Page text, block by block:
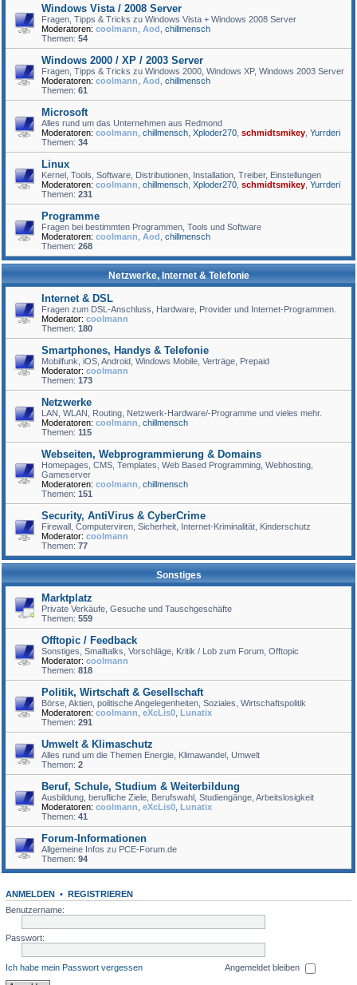
Windows Vista / 2008 Server
Fragen, Tipps & Tricks zu Windows Vista + Windows 2008 Server
Moderatoren: coolmann Aod chillmensch
Themen: 54
Windows 2000 / XP / 2003 Server
Fragen, Tipps & Tricks zu Windows 2000, Windows XP, Windows 2003 Server
Moderatoren: coolmann Aod chillmensch
Themen: 61
Microsoft
Alles rund um das Unternehmen aus Redmond
Moderatoren: coolmann chillmensch Xploder270 schmidtsmikey Yurrderi
Themen: 34
Linux
Kernel, Tools, Software, Distributionen, Installation, Treiber, Einstellungen
Moderatoren: coolmann chillmensch Xploder270 schmidtsmikey Yurrderi
Themen: 231
Programme
Fragen bei bestimmten Programmen, Tools und Software
Moderatoren: coolmann Aod chillmensch
Themen: 268
Netzwerke, Internet & Telefonie
Internet & DSL
Fragen zum DSL-Anschluss, Hardware, Provider und Internet-Programmen.
Moderator: coolmann
Themen: 180
Smartphones, Handys & Telefonie
Mobilfunk, iOS, Android, Windows Mobile, Verträge, Prepaid
Moderator: coolmann
Themen: 173
Netzwerke
LAN, WLAN, Routing, Netzwerk-Hardware/-Programme und vieles mehr.
Moderatoren: coolmann chillmensch
Themen: 115
Webseiten, Webprogrammierung & Domains
Homepages, CMS, Templates, Web Based Programming, Webhosting,
Gameserver
Moderatoren: coolmann chillmensch
Themen: 151
Security, AntiVirus & CyberCrime
Firewall, Computerviren, Sicherheit, Internet-Kriminalität, Kinderschutz
Moderator: coolmann
Themen: 77
Sonstiges
Marktplatz
Private Verkäufe, Gesuche und Tauschgeschäfte
Themen: 559
Offtopic / Feedback
Sonstiges, Smalltalks, Vorschläge, Kritik / Lob zum Forum, Offtopic
Moderator: coolmann
Themen: 818
Politik, Wirtschaft & Gesellschaft
Börse, Aktien, politische Angelegenheiten, Soziales, Wirtschaftspolitik
Moderatoren: coolmann eXcLis0 Lunatix
Themen: 291
Umwelt & Klimaschutz
Alles rund um die Themen Energie, Klimawandel, Umwelt
Themen: 2
Beruf, Schule, Studium & Weiterbildung
Ausbildung, berufliche Ziele, Berufswahl, Studiengänge, Arbeitslosigkeit
Moderatoren: coolmann eXcLis0 Lunatix
Themen: 41
Forum-Informationen
Allgemeine Infos zu PCE-Forum.de
Themen: 94
ANMELDEN • REGISTRIEREN
Benutzername:
Passwort:
Ich habe mein Passwort vergessen Angemeldet bleiben